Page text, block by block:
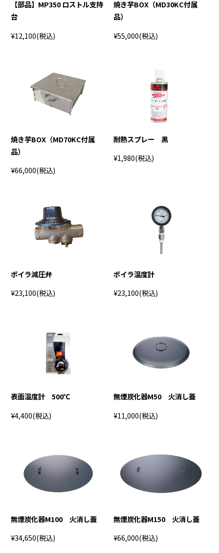
【部品】MP350 ロストル支持
台
¥12,100(税込)
焼き芋BOX（MD30KC付属
品）
¥55,000(税込)
焼き芋BOX（MD70KC付属
品）
¥66,000(税込)
耐熱スプレー 黒
¥1,980(税込)
ボイラ減圧弁
¥23,100(税込)
ボイラ温度計
¥23,100(税込)
表面温度計 500℃
¥4,400(税込)
無煙炭化器M50 火消し蓋
¥11,000(税込)
無煙炭化器M100 火消し蓋
¥34,650(税込)
無煙炭化器M150 火消し蓋
¥66,000(税込)